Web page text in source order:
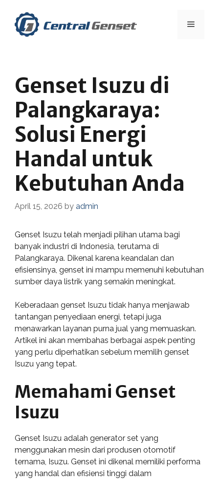
content
Menu
Genset Isuzu di
Palangkaraya:
Solusi Energi
Handal untuk
Kebutuhan Anda
April 15, 2026 by admin
Genset Isuzu telah menjadi pilihan utama bagi
banyak industri di Indonesia, terutama di
Palangkaraya. Dikenal karena keandalan dan
efisiensinya, genset ini mampu memenuhi kebutuhan
sumber daya listrik yang semakin meningkat.
Keberadaan genset Isuzu tidak hanya menjawab
tantangan penyediaan energi, tetapi juga
menawarkan layanan purna jual yang memuaskan.
Artikel ini akan membahas berbagai aspek penting
yang perlu diperhatikan sebelum memilih genset
Isuzu yang tepat.
Memahami Genset
Isuzu
Genset Isuzu adalah generator set yang
menggunakan mesin dari produsen otomotif
ternama, Isuzu. Genset ini dikenal memiliki performa
yang handal dan efisiensi tinggi dalam